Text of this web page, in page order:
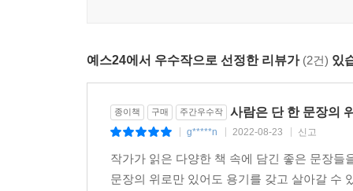
점검한다. 혼자의 의미에 대해서도 충분히 생각
아름다움 등 나라는 인간의 세계 전체를 따뜻한
마음을 알아주는 문장들이다. 날카로운 통찰과
사랑하는 마음까지 되찾게 된다. 지치고 무기
예스24에서 우수작으로 선정한 리뷰가 (2건) 있
종이책 구매 주간우수작 사람은 단 한 문장의
g*****n 2022-08-23 신고
작가가 읽은 다양한 책 속에 담긴 좋은 문장
문장의 위로만 있어도 용기를 갖고 살아갈 수